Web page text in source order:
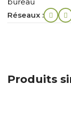
Réseaux :
Produits